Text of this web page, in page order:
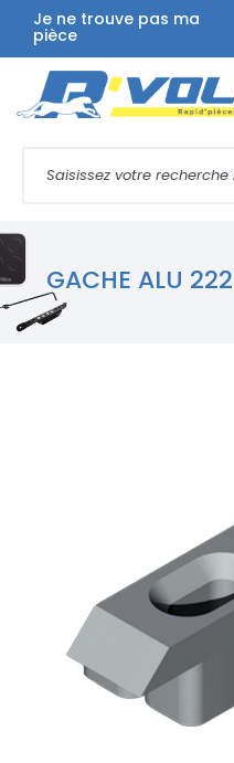
Je ne trouve pas ma
pièce
GACHE ALU